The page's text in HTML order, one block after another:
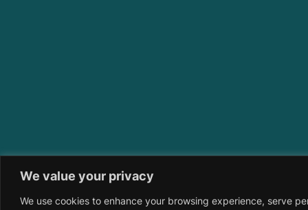
We value your privacy
We use cookies to enhance your browsing experience, serve